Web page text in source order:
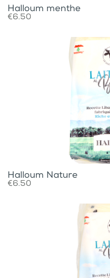
Halloum menthe
€6.50
Halloum Nature
€6.50